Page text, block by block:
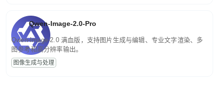
Qwen-Image-2.0-Pro
Qwen-Image-2.0 满血版，支持图片生成与编辑、专业文字渲染、多
图参考和高分辨率输出。
图像生成与处理